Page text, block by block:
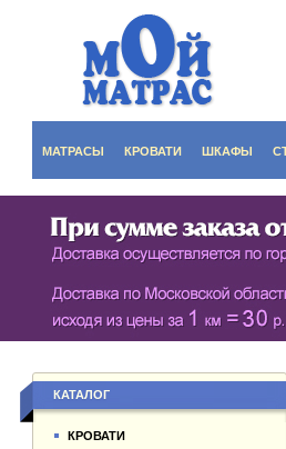
МАТРАСЫ КРОВАТИ ШКАФЫ
СЕРИЯ
БУФЕТЫ
КАТАЛОГ
КРОВАТИ